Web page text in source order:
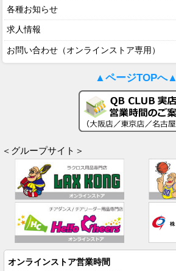
各種お知らせ
求人情報
お問い合わせ（オンラインストア専用）
▲ページTOPへ▲
＜グループサイト＞
オンラインストア営業時間